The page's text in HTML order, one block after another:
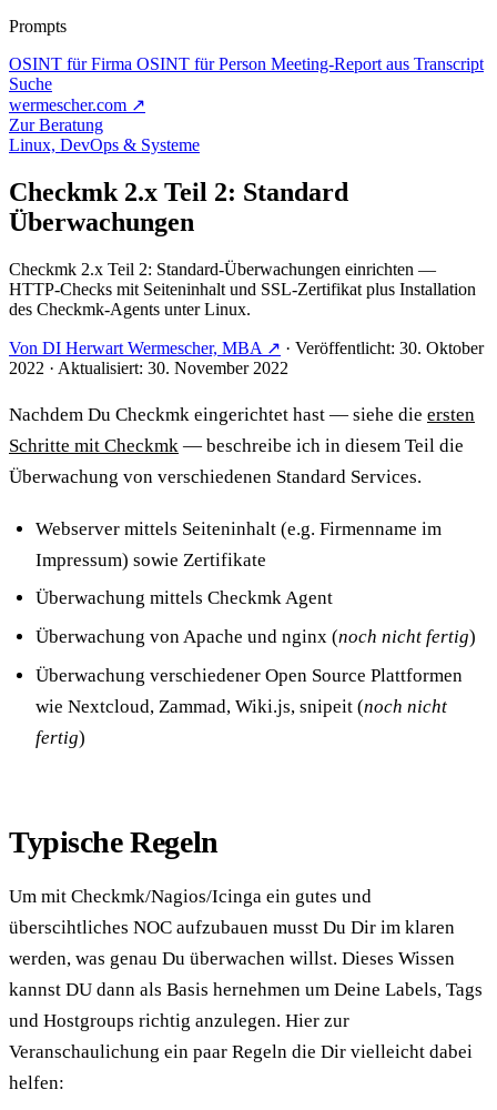
Prompts
OSINT für Firma OSINT für Person Meeting-Report aus Transcript
Suche
wermescher.com ↗
Zur Beratung
Linux, DevOps & Systeme
Checkmk 2.x Teil 2: Standard
Überwachungen
Checkmk 2.x Teil 2: Standard-Überwachungen einrichten —
HTTP-Checks mit Seiteninhalt und SSL-Zertifikat plus Installation
des Checkmk-Agents unter Linux.
Von DI Herwart Wermescher, MBA ↗ · Veröffentlicht: 30. Oktober
2022 · Aktualisiert: 30. November 2022
Nachdem Du Checkmk eingerichtet hast — siehe die ersten
Schritte mit Checkmk — beschreibe ich in diesem Teil die
Überwachung von verschiedenen Standard Services.
Webserver mittels Seiteninhalt (e.g. Firmenname im
Impressum) sowie Zertifikate
Überwachung mittels Checkmk Agent
Überwachung von Apache und nginx (noch nicht fertig)
Überwachung verschiedener Open Source Plattformen
wie Nextcloud, Zammad, Wiki.js, snipeit (noch nicht
fertig)
Typische Regeln
Um mit Checkmk/Nagios/Icinga ein gutes und
überscihtliches NOC aufzubauen musst Du Dir im klaren
werden, was genau Du überwachen willst. Dieses Wissen
kannst DU dann als Basis hernehmen um Deine Labels, Tags
und Hostgroups richtig anzulegen. Hier zur
Veranschaulichung ein paar Regeln die Dir vielleicht dabei
helfen: